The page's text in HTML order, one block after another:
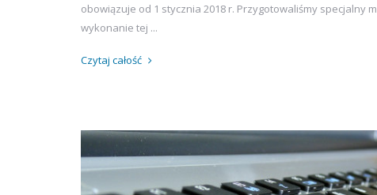
obowiązuje od 1 stycznia 2018 r. Przygotowaliśmy specjalny
wykonanie tej ...
Czytaj całość